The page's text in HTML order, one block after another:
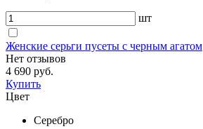
шт
Женские серьги пусеты с черным агатом
Нет отзывов
4 690 руб.
Купить
Цвет
Серебро